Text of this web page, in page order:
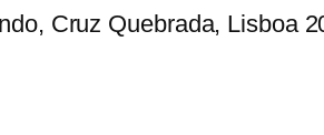
d
Cruz Quebrada, Lisboa